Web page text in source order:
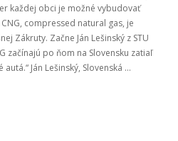
každej obci je možné vybudovať
compressed natural gas, je
Zákruty. Začne Ján Lešinský z STU
začínajú po ňom na Slovensku zatiaľ
Ján Lešinský, Slovenská ...